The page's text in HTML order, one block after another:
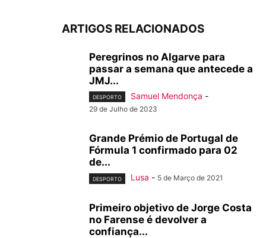
ARTIGOS RELACIONADOS
Peregrinos no Algarve para
passar a semana que antecede a
JMJ...
DESPORTO Samuel Mendonça -
29 de Julho de 2023
Grande Prémio de Portugal de
Fórmula 1 confirmado para 02
de...
DESPORTO Lusa - 5 de Março de 2021
Primeiro objetivo de Jorge Costa
no Farense é devolver a
confiança...